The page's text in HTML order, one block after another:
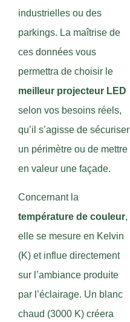
industrielles ou des
parkings. La maîtrise de
ces données vous
permettra de choisir le
meilleur projecteur LED
selon vos besoins réels,
qu’il s’agisse de sécuriser
un périmètre ou de mettre
en valeur une façade.
Concernant la
température de couleur,
elle se mesure en Kelvin
(K) et influe directement
sur l’ambiance produite
par l’éclairage. Un blanc
chaud (3000 K) créera